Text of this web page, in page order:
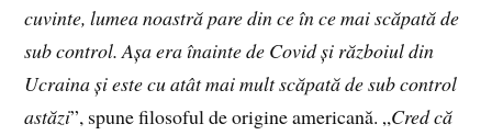
cuvinte, lumea noastră pare din ce în ce mai scăpată de
sub control. Așa era înainte de Covid și războiul din
Ucraina și este cu atât mai mult scăpată de sub control
astăzi”, spune filosoful de origine americană. „Cred că